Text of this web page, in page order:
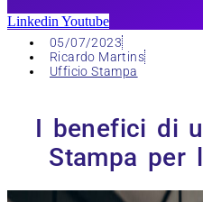
Linkedin Youtube
05/07/2023
Ricardo Martins
Ufficio Stampa
I benefici di
Stampa per